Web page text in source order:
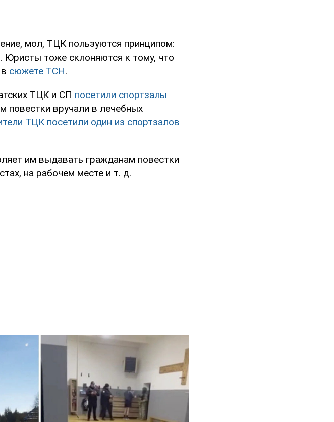
мол, ТЦК пользуются принципом:
Юристы тоже склоняются к тому, что
сюжете ТСН.
ТЦК и СП посетили спортзалы
повестки вручали в лечебных
ТЦК посетили один из спортзалов
им выдавать гражданам повестки
на рабочем месте и т. д.